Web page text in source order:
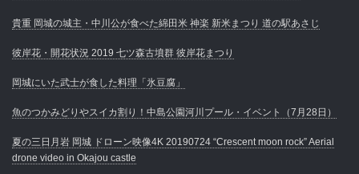
貴重 岡城の城主・中川公が食べた綿田米 神楽 新米まつり 道の駅あさじ
彼岸花・開花状況 2019 七ツ森古墳群 彼岸花まつり
岡城にいた武士が食した料理「氷豆腐」
魚のつかみどりやスイカ割り！中島公園河川プール・イベント（7月28日）
夏の三日月岩 岡城 ドローン映像4K 20190724 “Crescent moon rock” Aerial
drone video in Okajou castle